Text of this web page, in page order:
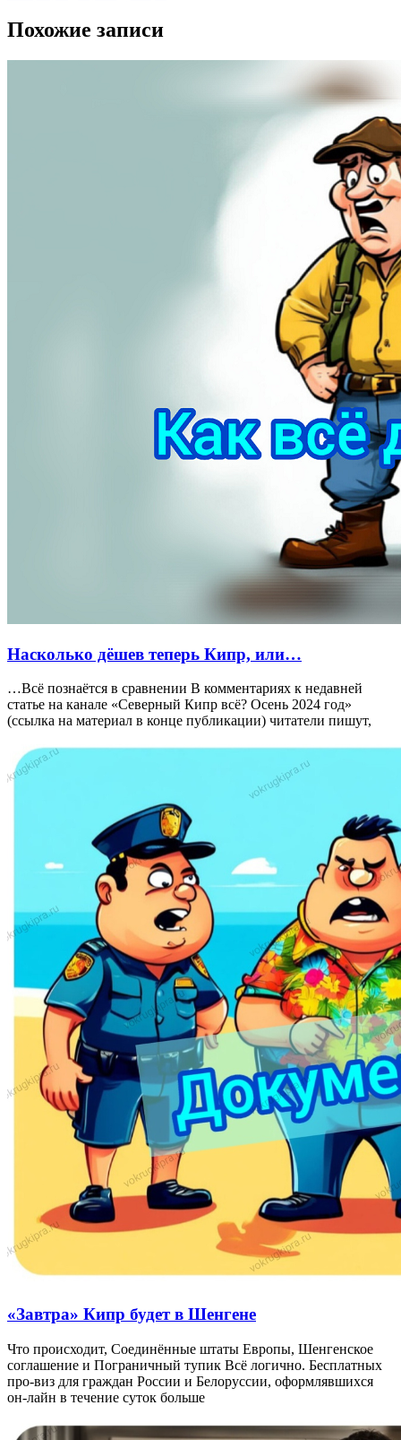
Похожие записи
Насколько дёшев теперь Кипр, или…
…Всё познаётся в сравнении В комментариях к недавней
статье на канале «Северный Кипр всё? Осень 2024 год»
(ссылка на материал в конце публикации) читатели пишут,
«Завтра» Кипр будет в Шенгене
Что происходит, Соединённые штаты Европы, Шенгенское
соглашение и Пограничный тупик Всё логично. Бесплатных
про-виз для граждан России и Белоруссии, оформлявшихся
он-лайн в течение суток больше